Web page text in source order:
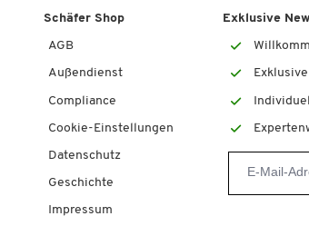
Schäfer Shop
AGB
Außendienst
Compliance
Cookie-Einstellungen
Datenschutz
Geschichte
Impressum
Exklusive